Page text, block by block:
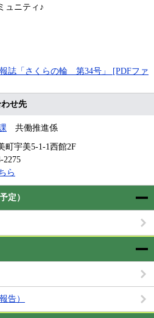
定）
告）
ュニティ♪
誌「さくらの輪 第34号」 [PDFファ
せ先
共働推進係
町宇美5-1-1西館2F
2275
ら